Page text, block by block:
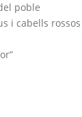
poble
i cabells rossos